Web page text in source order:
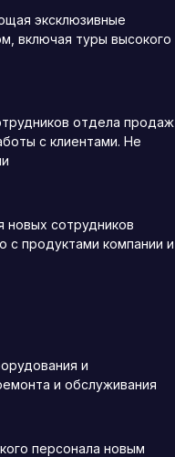
эксклюзивные
включая туры высокого
отдела продаж
с клиентами. Не
новых сотрудников
с продуктами компании и
и
и обслуживания
персонала новым